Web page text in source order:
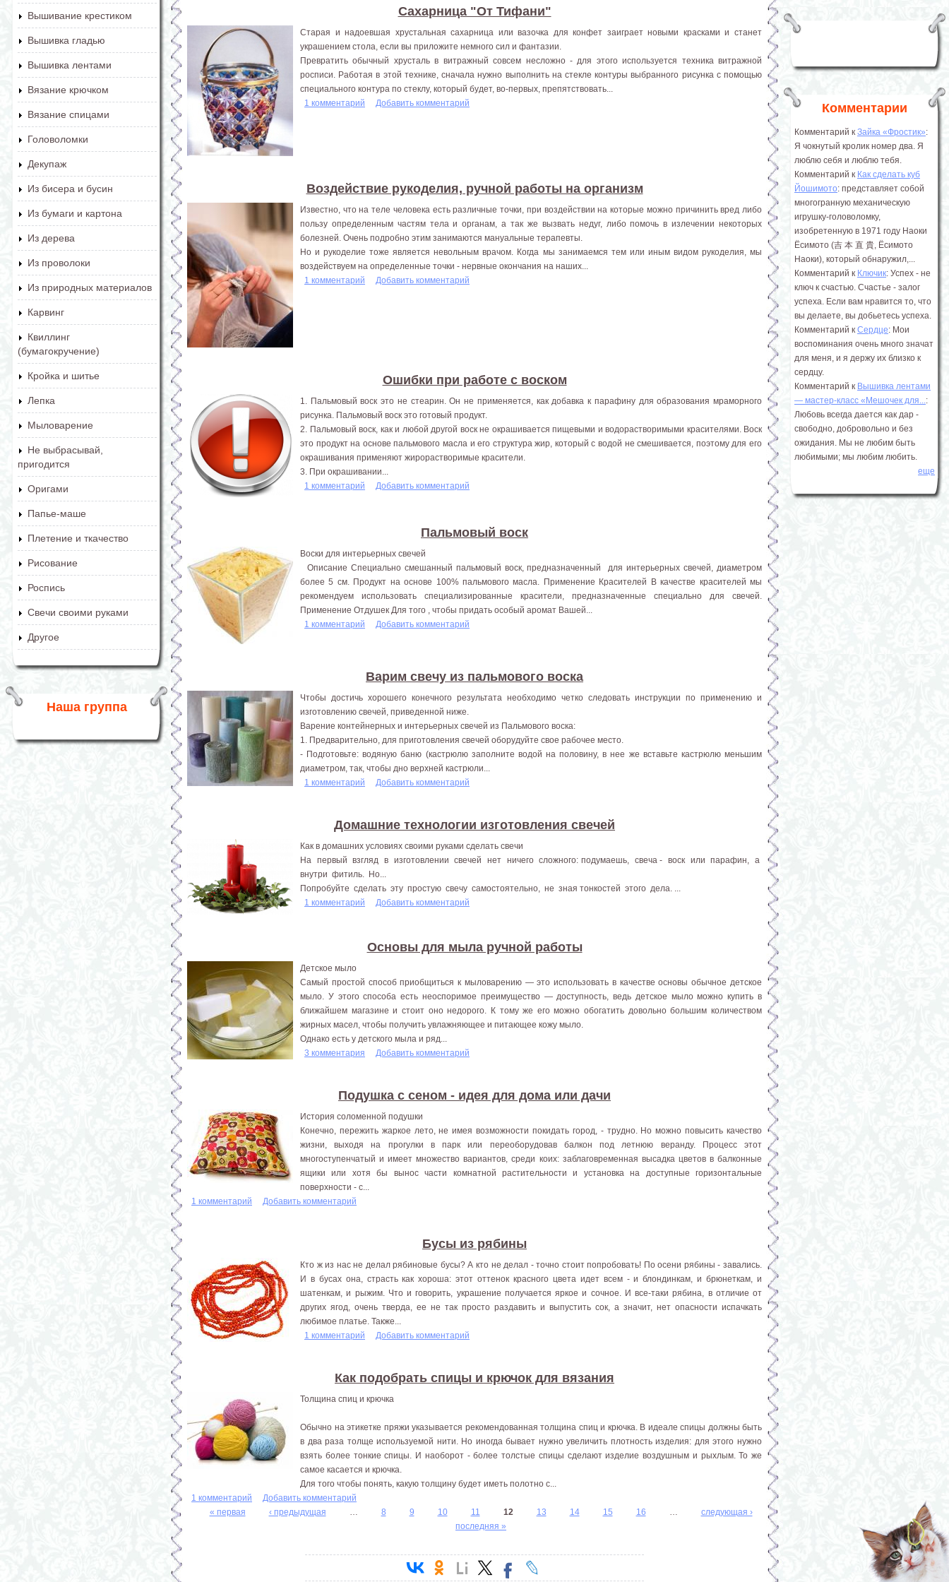
Вышивание крестиком
Вышивка гладью
Вышивка лентами
Вязание крючком
Вязание спицами
Головоломки
Декупаж
Из бисера и бусин
Из бумаги и картона
Из дерева
Из проволоки
Из природных материалов
Карвинг
Квиллинг
(бумагокручение)
Кройка и шитье
Лепка
Мыловарение
Не выбрасывай,
пригодится
Оригами
Папье-маше
Плетение и ткачество
Рисование
Роспись
Свечи своими руками
Другое
Наша группа
Сахарница "От Тифани"
Старая и надоевшая хрустальная сахарница или вазочка для конфет заиграет новыми красками и станет
украшением стола, если вы приложите немного сил и фантазии.
Превратить обычный хрусталь в витражный совсем несложно - для этого используется техника витражной
росписи. Работая в этой технике, сначала нужно выполнить на стекле контуры выбранного рисунка с помощью
специального контура по стеклу, который будет, во-первых, препятствовать...
1 комментарий
Добавить комментарий
Воздействие рукоделия, ручной работы на организм
Известно, что на теле человека есть различные точки, при воздействии на которые можно причинить вред либо
пользу определенным частям тела и органам, а так же вызвать недуг, либо помочь в излечении некоторых
болезней. Очень подробно этим занимаются мануальные терапевты.
Но и рукоделие тоже является невольным врачом. Когда мы занимаемся тем или иным видом рукоделия, мы
воздействуем на определенные точки - нервные окончания на наших...
1 комментарий
Добавить комментарий
Ошибки при работе с воском
1. Пальмовый воск это не стеарин. Он не применяется, как добавка к парафину для образования мраморного
рисунка. Пальмовый воск это готовый продукт.
2. Пальмовый воск, как и любой другой воск не окрашивается пищевыми и водорастворимыми красителями. Воск
это продукт на основе пальмового масла и его структура жир, который с водой не смешивается, поэтому для его
окрашивания применяют жирорастворимые красители.
3. При окрашивании...
1 комментарий
Добавить комментарий
Пальмовый воск
Воски для интерьерных свечей
Описание Специально смешанный пальмовый воск, предназначенный для интерьерных свечей, диаметром
более 5 см. Продукт на основе 100% пальмового масла. Применение Красителей В качестве красителей мы
рекомендуем использовать специализированные красители, предназначенные специально для свечей.
Применение Отдушек Для того , чтобы придать особый аромат Вашей...
1 комментарий
Добавить комментарий
Варим свечу из пальмового воска
Чтобы достичь хорошего конечного результата необходимо четко следовать инструкции по применению и
изготовлению свечей, приведенной ниже.
Варение контейнерных и интерьерных свечей из Пальмового воска:
1. Предварительно, для приготовления свечей оборудуйте свое рабочее место.
- Подготовьте: водяную баню (кастрюлю заполните водой на половину, в нее же вставьте кастрюлю меньшим
диаметром, так, чтобы дно верхней кастрюли...
1 комментарий
Добавить комментарий
Домашние технологии изготовления свечей
Как в домашних условиях своими руками сделать свечи
На первый взгляд в изготовлении свечей нет ничего сложного: подумаешь, свеча - воск или парафин, а
внутри фитиль. Но...
Попробуйте сделать эту простую свечу самостоятельно, не зная тонкостей этого дела. ...
1 комментарий
Добавить комментарий
Основы для мыла ручной работы
Детское мыло
Самый простой способ приобщиться к мыловарению — это использовать в качестве основы обычное детское
мыло. У этого способа есть неоспоримое преимущество — доступность, ведь детское мыло можно купить в
ближайшем магазине и стоит оно недорого. К тому же его можно обогатить довольно большим количеством
жирных масел, чтобы получить увлажняющее и питающее кожу мыло.
Однако есть у детского мыла и ряд...
3 комментария
Добавить комментарий
Подушка с сеном - идея для дома или дачи
История соломенной подушки
Конечно, пережить жаркое лето, не имея возможности покидать город, - трудно. Но можно повысить качество
жизни, выходя на прогулки в парк или переоборудовав балкон под летнюю веранду. Процесс этот
многоступенчатый и имеет множество вариантов, среди коих: заблаговременная высадка цветов в балконные
ящики или хотя бы вынос части комнатной растительности и установка на доступные горизонтальные
поверхности - с...
1 комментарий
Добавить комментарий
Бусы из рябины
Кто ж из нас не делал рябиновые бусы? А кто не делал - точно стоит попробовать! По осени рябины - завались.
И в бусах она, страсть как хороша: этот оттенок красного цвета идет всем - и блондинкам, и брюнеткам, и
шатенкам, и рыжим. Что и говорить, украшение получается яркое и сочное. И все-таки рябина, в отличие от
других ягод, очень тверда, ее не так просто раздавить и выпустить сок, а значит, нет опасности испачкать
любимое платье. Также...
1 комментарий
Добавить комментарий
Как подобрать спицы и крючок для вязания
Толщина спиц и крючка
Обычно на этикетке пряжи указывается рекомендованная толщина спиц и крючка. В идеале спицы должны быть
в два раза толще используемой нити. Но иногда бывает нужно увеличить плотность изделия: для этого нужно
взять более тонкие спицы. И наоборот - более толстые спицы сделают изделие воздушным и рыхлым. То же
самое касается и крючка.
Для того чтобы понять, какую толщину будет иметь полотно с...
1 комментарий
Добавить комментарий
« первая ‹ предыдущая 8 9 10 11 12 13 14 15 16
следующая ›
последняя »
Комментарии
Комментарий к Зайка «Фростик»:
Я чокнутый кролик номер два. Я
люблю себя и люблю тебя.
Комментарий к Как сделать куб
Йошимото: представляет собой
многогранную механическую
игрушку-головоломку,
изобретенную в 1971 году Наоки
Ёсимото (吉 本 直 貴, Ёсимото
Наоки), который обнаружил,...
Комментарий к Ключик: Успех - не
ключ к счастью. Счастье - залог
успеха. Если вам нравится то, что
вы делаете, вы добьетесь успеха.
Комментарий к Сердце: Мои
воспоминания очень много значат
для меня, и я держу их близко к
сердцу.
Комментарий к Вышивка лентами
― мастер-класс «Мешочек для...:
Любовь всегда дается как дар -
свободно, добровольно и без
ожидания. Мы не любим быть
любимыми; мы любим любить.
еще